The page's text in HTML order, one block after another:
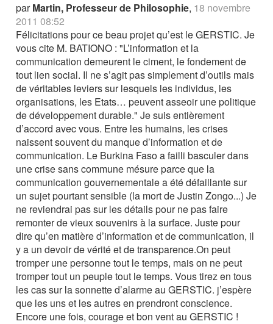
parMartin, Professeur de Philosophie, 18 novembre
2011 08:52
Félicitations pour ce beau projet qu’est le GERSTIC. Je
vous cite M. BATIONO : "L’information et la
communication demeurent le ciment, le fondement de
tout lien social. Il ne s’agit pas simplement d’outils mais
de véritables leviers sur lesquels les individus, les
organisations, les Etats… peuvent asseoir une politique
de développement durable." Je suis entièrement
d’accord avec vous. Entre les humains, les crises
naissent souvent du manque d’information et de
communication. Le Burkina Faso a failli basculer dans
une crise sans commune mésure parce que la
communication gouvernementale a été défaillante sur
un sujet pourtant sensible (la mort de Justin Zongo...) Je
ne reviendrai pas sur les détails pour ne pas faire
remonter de vieux souvenirs à la surface. Juste pour
dire qu’en matière d’information et de communication, il
y a un devoir de vérité et de transparence.On peut
tromper une personne tout le temps, mais on ne peut
tromper tout un peuple tout le temps. Vous tirez en tous
les cas sur la sonnette d’alarme au GERSTIC. j’espère
que les uns et les autres en prendront conscience.
Encore une fois, courage et bon vent au GERSTIC !